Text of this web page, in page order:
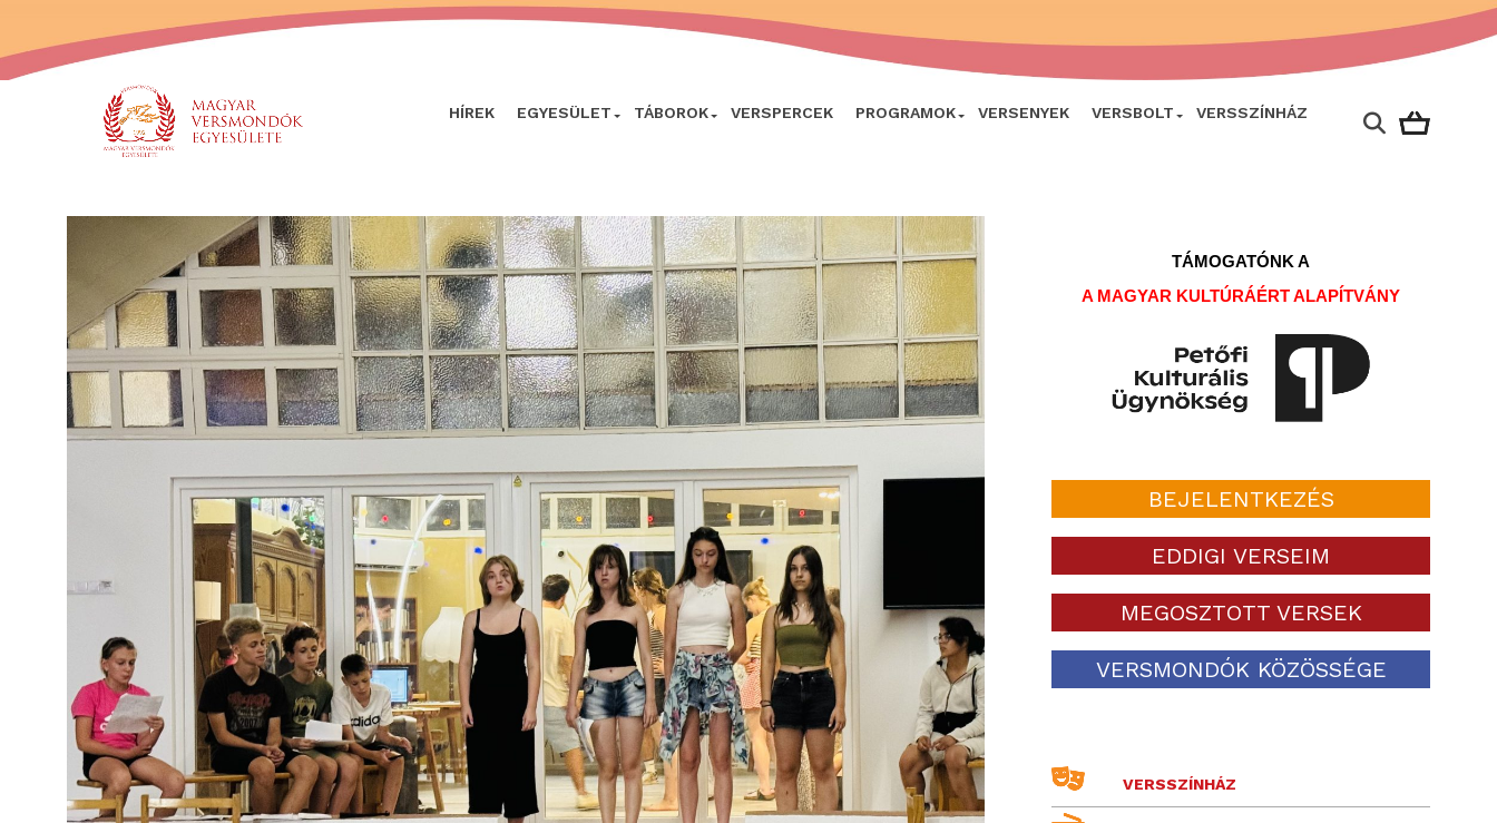
HÍREK EGYESÜLET TÁBOROK VERSPERCEK PROGRAMOK VERSENYEK VERSBOLT VERSSZÍNHÁZ
TÁMOGATÓNK A
A MAGYAR KULTÚRÁÉRT ALAPÍTVÁNY
BEJELENTKEZÉS
EDDIGI VERSEIM
MEGOSZTOTT VERSEK
VERSMONDÓK KÖZÖSSÉGE
VERSSZÍNHÁZ